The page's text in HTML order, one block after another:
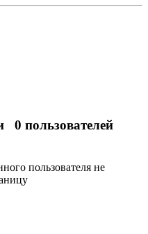
0 пользователей
пользователя не